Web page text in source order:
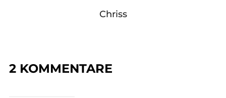
Chriss
2 KOMMENTARE